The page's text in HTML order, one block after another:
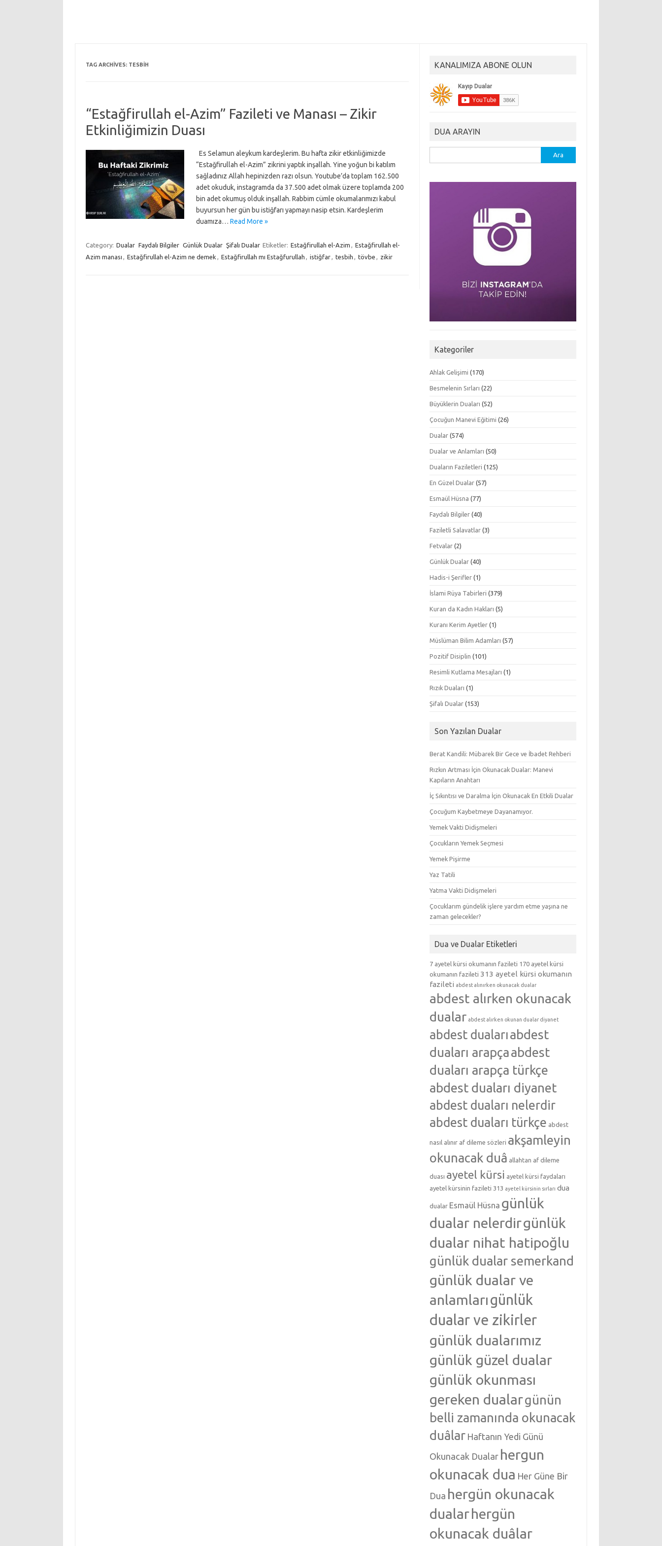
TAG ARCHIVES: TESBIH
“Estağfirullah el-Azim” Fazileti ve Manası – Zikir
Etkinliğimizin Duası
Es Selamun aleykum kardeşlerim. Bu hafta zikir etkinliğimizde
“Estağfirullah el-Azim” zikrini yaptık inşallah. Yine yoğun bi katılım
sağladınız Allah hepinizden razı olsun. Youtube’da toplam 162.500
adet okuduk, instagramda da 37.500 adet olmak üzere toplamda 200
bin adet okumuş olduk inşallah. Rabbim cümle okumalarımızı kabul
buyursun her gün bu istiğfarı yapmayı nasip etsin. Kardeşlerim
duamıza… Read More »
Category: Dualar Faydalı Bilgiler Günlük Dualar Şifalı Dualar Etiketler: Estağfirullah el-Azim , Estağfirullah el-
Azim manası , Estağfirullah el-Azim ne demek , Estağfirullah mı Estağfurullah , istiğfar, tesbih , tövbe , zikir
KANALIMIZA ABONE OLUN
DUA ARAYIN
Kategoriler
Ahlak Gelişimi (170)
Besmelenin Sırları (22)
Büyüklerin Duaları (52)
Çocuğun Manevi Eğitimi (26)
Dualar (574)
Dualar ve Anlamları (50)
Duaların Faziletleri (125)
En Güzel Dualar (57)
Esmaül Hüsna (77)
Faydalı Bilgiler (40)
Faziletli Salavatlar (3)
Fetvalar (2)
Günlük Dualar (40)
Hadis-i Şerifler (1)
İslami Rüya Tabirleri (379)
Kuran da Kadın Hakları (5)
Kuranı Kerim Ayetler (1)
Müslüman Bilim Adamları (57)
Pozitif Disiplin (101)
Resimli Kutlama Mesajları (1)
Rızık Duaları (1)
Şifalı Dualar (153)
Son Yazılan Dualar
Berat Kandili: Mübarek Bir Gece ve İbadet Rehberi
Rızkın Artması İçin Okunacak Dualar: Manevi
Kapıların Anahtarı
İç Sıkıntısı ve Daralma İçin Okunacak En Etkili Dualar
Çocuğum Kaybetmeye Dayanamıyor.
Yemek Vakti Didişmeleri
Çocukların Yemek Seçmesi
Yemek Pişirme
Yaz Tatili
Yatma Vakti Didişmeleri
Çocuklarım gündelik işlere yardım etme yaşına ne
zaman gelecekler?
Dua ve Dualar Etiketleri
7 ayetel kürsi okumanın fazileti 170 ayetel kürsi
okumanın fazileti 313 ayetel kürsi okumanın
fazileti abdest alınırken okunacak dualar
abdest alırken okunacak
dualar abdest alırken okunan dualar diyanet
abdest dualarıabdest
duaları arapçaabdest
duaları arapça türkçe
abdest duaları diyanet
abdest duaları nelerdir
abdest duaları türkçe abdest
nasıl alınır af dileme sözleri akşamleyin
okunacak duâ allahtan af dileme
duası ayetel kürsi ayetel kürsi faydaları
ayetel kürsinin fazileti 313 ayetel kürsinin sırları dua
dualar Esmaül Hüsna günlük
dualar nelerdirgünlük
dualar nihat hatipoğlu
günlük dualar semerkand
günlük dualar ve
anlamlarıgünlük
dualar ve zikirler
günlük dualarımız
günlük güzel dualar
günlük okunması
gereken dualargünün
belli zamanında okunacak
duâlar Haftanın Yedi Günü
Okunacak Dualar hergun
okunacak dua Her Güne Bir
Dua hergün okunacak
dualarhergün
okunacak duâlar